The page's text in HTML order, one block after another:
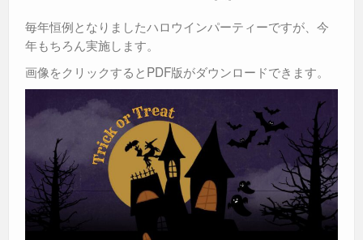
毎年恒例となりましたハロウインパーティーですが、今
年もちろん実施します。
画像をクリックするとPDF版がダウンロードできます。